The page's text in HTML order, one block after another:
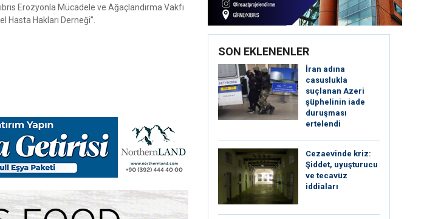
Erozyonla Mücadele ve Ağaçlandırma Vakfı
Hasta Hakları Derneği”.
SON EKLENENLER
İran adına
casuslukla
suçlanan Azeri
şüphelinin iade
duruşması
ertelendi
Cezaevinde kriz:
Şiddet, uyuşturucu
ve tecavüz
iddiaları